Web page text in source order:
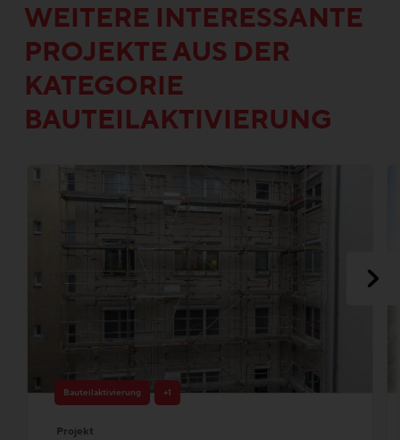
WEITERE INTERESSANTE
PROJEKTE AUS DER
KATEGORIE
BAUTEILAKTIVIERUNG
Bauteilaktivierung +1
Projekt